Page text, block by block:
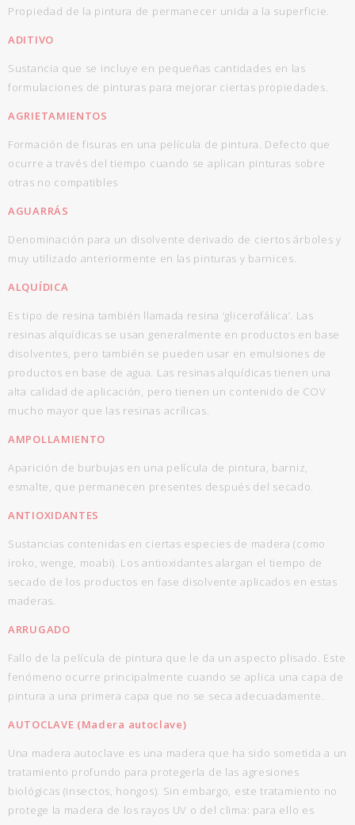
Propiedad de la pintura de permanecer unida a la superficie.
ADITIVO
Sustancia que se incluye en pequeñas cantidades en las
formulaciones de pinturas para mejorar ciertas propiedades.
AGRIETAMIENTOS
Formación de fisuras en una película de pintura. Defecto que
ocurre a través del tiempo cuando se aplican pinturas sobre
otras no compatibles
AGUARRÁS
Denominación para un disolvente derivado de ciertos árboles y
muy utilizado anteriormente en las pinturas y barnices.
ALQUÍDICA
Es tipo de resina también llamada resina ‘glicerofálica’. Las
resinas alquídicas se usan generalmente en productos en base
disolventes, pero también se pueden usar en emulsiones de
productos en base de agua. Las resinas alquídicas tienen una
alta calidad de aplicación, pero tienen un contenido de COV
mucho mayor que las resinas acrílicas.
AMPOLLAMIENTO
Aparición de burbujas en una película de pintura, barniz,
esmalte, que permanecen presentes después del secado.
ANTIOXIDANTES
Sustancias contenidas en ciertas especies de madera (como
iroko, wenge, moabi). Los antioxidantes alargan el tiempo de
secado de los productos en fase disolvente aplicados en estas
maderas.
ARRUGADO
Fallo de la película de pintura que le da un aspecto plisado. Este
fenómeno ocurre principalmente cuando se aplica una capa de
pintura a una primera capa que no se seca adecuadamente.
AUTOCLAVE (Madera autoclave)
Una madera autoclave es una madera que ha sido sometida a un
tratamiento profundo para protegerla de las agresiones
biológicas (insectos, hongos). Sin embargo, este tratamiento no
protege la madera de los rayos UV o del clima: para ello es